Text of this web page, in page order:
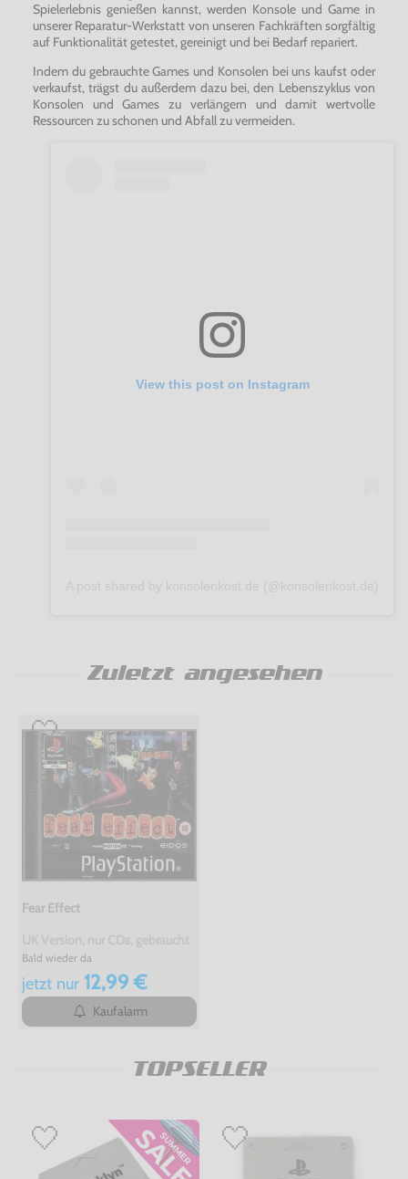
Spielerlebnis genießen kannst, werden Konsole und Game in
unserer Reparatur-Werkstatt von unseren Fachkräften sorgfältig
auf Funktionalität getestet, gereinigt und bei Bedarf repariert.
Indem du gebrauchte Games und Konsolen bei uns kaufst oder
verkaufst, trägst du außerdem dazu bei, den Lebenszyklus von
Konsolen und Games zu verlängern und damit wertvolle
Ressourcen zu schonen und Abfall zu vermeiden.
View this post on Instagram
Zuletzt angesehen
Fear Effect
Bald wieder da
jetzt nur12,99 €
Kaufalarm
TOPSELLER